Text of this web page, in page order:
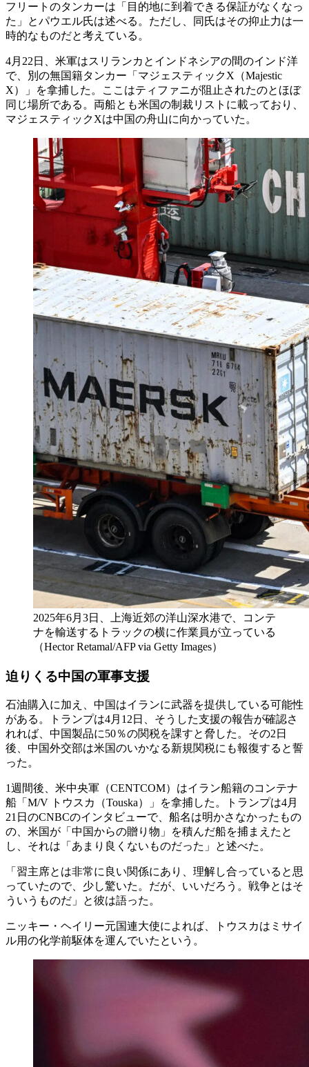
フリートのタンカーは「目的地に到着できる保証がなくなっ
た」とパウエル氏は述べる。ただし、同氏はその抑止力は一
時的なものだと考えている。
4月22日、米軍はスリランカとインドネシアの間のインド洋
で、別の無国籍タンカー「マジェスティックX（Majestic
X）」を拿捕した。ここはティファニが阻止されたのとほぼ
同じ場所である。両船とも米国の制裁リストに載っており、
マジェスティックXは中国の舟山に向かっていた。
2025年6月3日、上海近郊の洋山深水港で、コンテ
ナを輸送するトラックの横に作業員が立っている
（Hector Retamal/AFP via Getty Images）
迫りくる中国の軍事支援
石油購入に加え、中国はイランに武器を提供している可能性
がある。トランプは4月12日、そうした支援の報告が確認さ
れれば、中国製品に50％の関税を課すと脅した。その2日
後、中国外交部は米国のいかなる新規関税にも報復すると誓
った。
1週間後、米中央軍（CENTCOM）はイラン船籍のコンテナ
船「M/V トウスカ（Touska）」を拿捕した。トランプは4月
21日のCNBCのインタビューで、船名は明かさなかったもの
の、米国が「中国からの贈り物」を積んだ船を捕まえたと
し、それは「あまり良くないものだった」と述べた。
「習主席とは非常に良い関係にあり、理解し合っていると思
っていたので、少し驚いた。だが、いいだろう。戦争とはそ
ういうものだ」と彼は語った。
ニッキー・ヘイリー元国連大使によれば、トウスカはミサイ
ル用の化学前駆体を運んでいたという。